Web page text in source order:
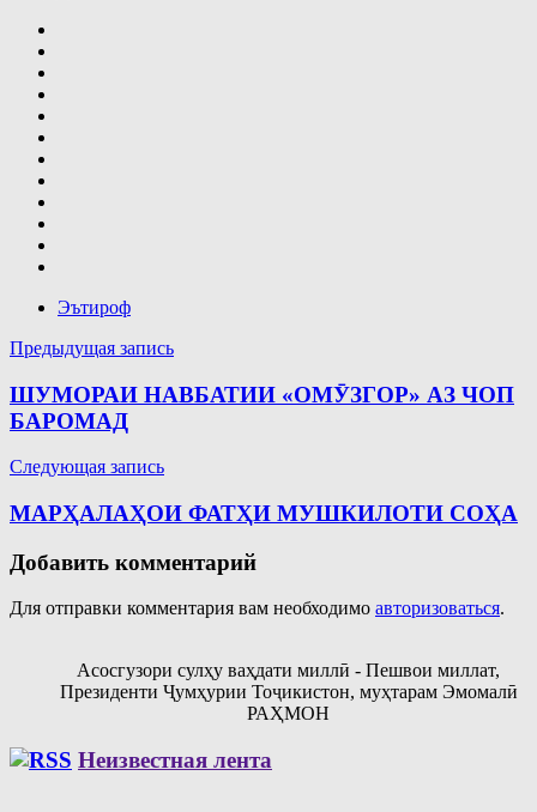
Эътироф
Навигация
по
записям
Предыдущая запись
ШУМОРАИ НАВБАТИИ «ОМӮЗГОР» АЗ ЧОП
БАРОМАД
Следующая запись
МАРҲАЛАҲОИ ФАТҲИ МУШКИЛОТИ СОҲА
Добавить комментарий
Для отправки комментария вам необходимо авторизоваться.
Асосгузори сулҳу ваҳдати миллӣ - Пешвои миллат,
Президенти Ҷумҳурии Тоҷикистон, муҳтарам Эмомалӣ
РАҲМОН
Неизвестная лента